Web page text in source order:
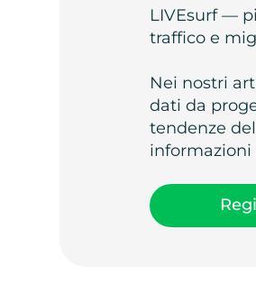
LIVEsurf —
traffico e
Nei nostri
dati da
tendenze
informazioni